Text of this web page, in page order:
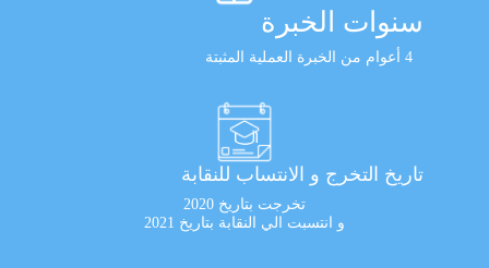
سنوات الخبرة
4 أعوام من الخبرة العملية المثبتة
تاريخ التخرج و الانتساب للنقابة
تخرجت بتاريخ 2020
و انتسبت الي النقابة بتاريخ 2021